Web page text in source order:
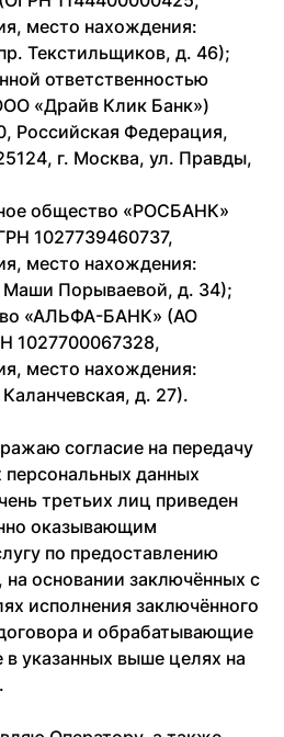
место нахождения:
Текстильщиков, д. 46);
ответственностью
«Драйв Клик Банк»)
Российская Федерация,
г. Москва, ул. Правды,
общество «РОСБАНК»
1027739460737,
место нахождения:
Маши Порываевой, д. 34);
«АЛЬФА-БАНК» (АО
1027700067328,
место нахождения:
д. 27).
согласие на передачу
данных
третьих лиц приведен
оказывающим
по предоставлению
на основании заключённых с
исполнения заключённого
и обрабатывающие
указанных выше целях на